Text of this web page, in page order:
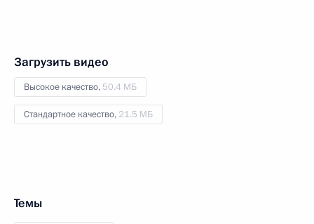
Загрузить видео
Высокое качество, 50.4 МБ
Стандартное качество, 21.5 МБ
Темы